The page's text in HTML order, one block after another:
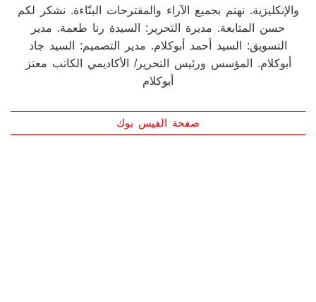
أول موقع ومجلة إلكترونية ورقية، بخبرات سورية كندية، تخدم
الجالية العربية والمجتمع الكندي في كندا. إجتماعية-فكرية-
فنية-إقتصادية-إخبارية-إعلانية- متنوعة. تصدر بالعربية
والإنكليزية. نهتم بجميع الآراء والمقترحات البنّاءة. نشكر لكم
حسن المتابعة. مديرة التحرير: السيدة رنا طعمة. مدير
أبوكلام. المؤسس ورئيس التحرير/ الأكاديمي الكاتب معتز
أبوكلام